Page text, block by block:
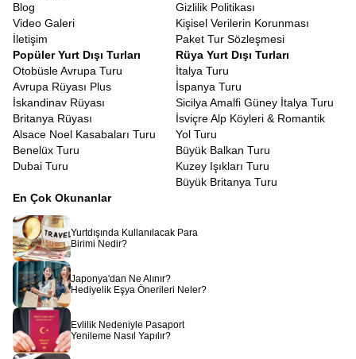
Blog
Video Galeri
İletişim
Gizlilik Politikası
Kişisel Verilerin Korunması
Paket Tur Sözleşmesi
Popüler Yurt Dışı Turları
Otobüsle Avrupa Turu
Avrupa Rüyası Plus
İskandinav Rüyası
Britanya Rüyası
Alsace Noel Kasabaları Turu
Benelüx Turu
Dubai Turu
Rüya Yurt Dışı Turları
İtalya Turu
İspanya Turu
Sicilya Amalfi Güney İtalya Turu
İsviçre Alp Köyleri & Romantik
Yol Turu
Büyük Balkan Turu
Kuzey Işıkları Turu
Büyük Britanya Turu
En Çok Okunanlar
Yurtdışında Kullanılacak Para
Birimi Nedir?
Japonya'dan Ne Alınır?
Hediyelik Eşya Önerileri Neler?
Evlilik Nedeniyle Pasaport
Yenileme Nasıl Yapılır?